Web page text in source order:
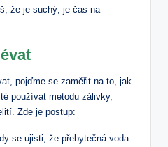
že je suchý, je čas na
pojďme se zaměřit na to, jak
používat metodu zálivky,
Zde je postup:
se ujisti, že přebytečná voda